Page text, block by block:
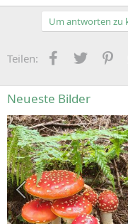
Um antworten zu
Teilen: Facebook
Neueste Bilder